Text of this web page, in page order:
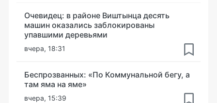
Очевидец: в районе Виштынца десять
машин оказались заблокированы
упавшими деревьями
вчера, 18:31
Беспрозванных: «По Коммунальной бегу, а
там яма на яме»
вчера, 15:39